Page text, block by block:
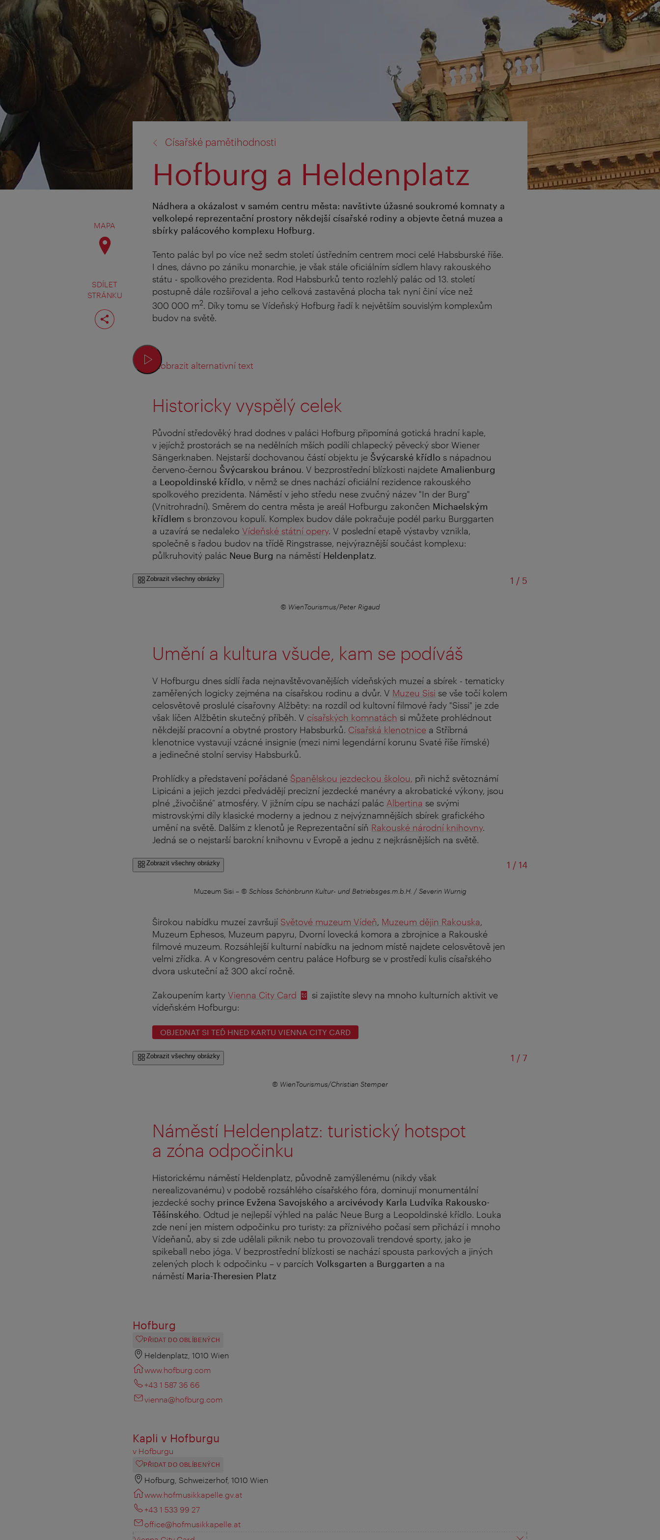
MAPA
SDÍLET
STRÁNKU
Rozdělit
stranu
Císařské pamětihodnosti
Hofburg a Heldenplatz
Nádhera a okázalost v samém centru města: navštivte úžasné soukromé komnaty a
velkolepé reprezentační prostory někdejší císařské rodiny a objevte četná muzea a
sbírky palácového komplexu Hofburg.
Tento palác byl po více než sedm století ústředním centrem moci celé Habsburské říše.
I dnes, dávno po zániku monarchie, je však stále oficiálním sídlem hlavy rakouského
státu - spolkového prezidenta. Rod Habsburků tento rozlehlý palác od 13. století
postupně dále rozšiřoval a jeho celková zastavěná plocha tak nyní činí více než
300 000 m2. Díky tomu se Vídeňský Hofburg řadí k největším souvislým komplexům
budov na světě.
Zobrazit alternativní text
Historicky vyspělý celek
Původní středověký hrad dodnes v paláci Hofburg připomíná gotická hradní kaple,
v jejíchž prostorách se na nedělních mších podílí chlapecký pěvecký sbor Wiener
Sängerknaben. Nejstarší dochovanou částí objektu je Švýcarské křídlo s nápadnou
červeno-černou Švýcarskou bránou. V bezprostřední blízkosti najdete Amalienburg
a Leopoldinské křídlo, v němž se dnes nachází oficiální rezidence rakouského
spolkového prezidenta. Náměstí v jeho středu nese zvučný název "In der Burg"
(Vnitrohradní). Směrem do centra města je areál Hofburgu zakončen Michaelským
křídlem s bronzovou kopulí. Komplex budov dále pokračuje podél parku Burggarten
a uzavírá se nedaleko Vídeňské státní opery. V poslední etapě výstavby vznikla,
společně s řadou budov na třídě Ringstrasse, nejvýraznější součást komplexu:
půlkruhovitý palác Neue Burg na náměstí Heldenplatz.
Zobrazit všechny obrázky 1 /z5
© WienTourismus/Peter Rigaud
Umění a kultura všude, kam se podíváš
V Hofburgu dnes sídlí řada nejnavštěvovanějších vídeňských muzeí a sbírek - tematicky
zaměřených logicky zejména na císařskou rodinu a dvůr. V Muzeu Sisi se vše točí kolem
celosvětově proslulé císařovny Alžběty: na rozdíl od kultovní filmové řady "Sissi" je zde
však líčen Alžbětin skutečný příběh. V císařských komnatách si můžete prohlédnout
někdejší pracovní a obytné prostory Habsburků. Císařská klenotnice a Stříbrná
klenotnice vystavují vzácné insignie (mezi nimi legendární korunu Svaté říše římské)
a jedinečné stolní servisy Habsburků.
Prohlídky a představení pořádané Španělskou jezdeckou školou, při nichž světoznámí
Lipicáni a jejich jezdci předvádějí precizní jezdecké manévry a akrobatické výkony, jsou
plné „živočišné“ atmosféry. V jižním cípu se nachází palác Albertina se svými
mistrovskými díly klasické moderny a jednou z nejvýznamnějších sbírek grafického
umění na světě. Dalším z klenotů je Reprezentační síň Rakouské národní knihovny.
Jedná se o nejstarší barokní knihovnu v Evropě a jednu z nejkrásnějších na světě.
Zobrazit všechny obrázky 1 /z14
Muzeum Sisi – © Schloss Schönbrunn Kultur- und Betriebsges.m.b.H. / Severin Wurnig
Širokou nabídku muzeí završují Světové muzeum Vídeň, Muzeum dějin Rakouska,
Muzeum Ephesos, Muzeum papyru, Dvorní lovecká komora a zbrojnice a Rakouské
filmové muzeum. Rozsáhlejší kulturní nabídku na jednom místě najdete celosvětově jen
velmi zřídka. A v Kongresovém centru paláce Hofburg se v prostředí kulis císařského
dvora uskuteční až 300 akcí ročně.
Zakoupením karty Vienna City Card
si zajistíte slevy na mnoho kulturních aktivit ve
vídeňském Hofburgu:
OBJEDNAT SI TEĎ HNED KARTU VIENNA CITY CARD
Zobrazit všechny obrázky 1 /z7
© WienTourismus/Christian Stemper
Náměstí Heldenplatz: turistický hotspot
a zóna odpočinku
Historickému náměstí Heldenplatz, původně zamýšlenému (nikdy však
nerealizovanému) v podobě rozsáhlého císařského fóra, dominují monumentální
jezdecké sochy prince Evžena Savojského a arcivévody Karla Ludvíka Rakousko-
Těšínského. Odtud je nejlepší výhled na palác Neue Burg a Leopoldinské křídlo. Louka
zde není jen místem odpočinku pro turisty: za příznivého počasí sem přichází i mnoho
Vídeňanů, aby si zde udělali piknik nebo tu provozovali trendové sporty, jako je
spikeball nebo jóga. V bezprostřední blízkosti se nachází spousta parkových a jiných
zelených ploch k odpočinku – v parcích Volksgarten a Burggarten a na
náměstí Maria-Theresien Platz
Hofburg
PŘIDAT DO OBLÍBENÝCH
Heldenplatz, 1010 Wien
www.hofburg.com
+43 1 587 36 66
vienna@hofburg.com
Kapli v Hofburgu
v Hofburgu
PŘIDAT DO OBLÍBENÝCH
Hofburg, Schweizerhof, 1010 Wien
www.hofmusikkapelle.gv.at
+43 1 533 99 27
office@hofmusikkapelle.at